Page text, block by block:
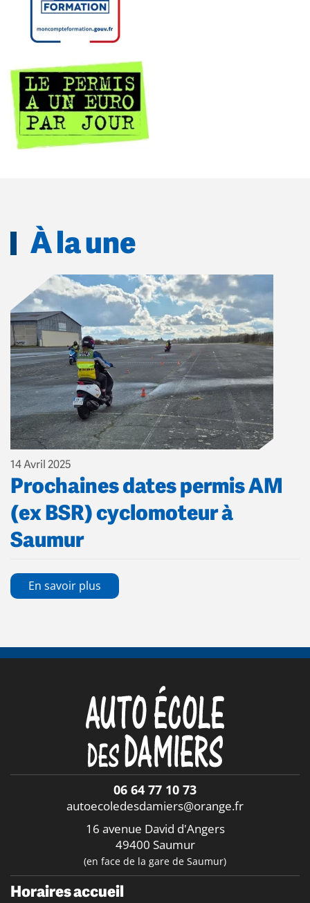
À la une
14 Avril 2025
Prochaines dates permis AM
(ex BSR) cyclomoteur à
Saumur
En savoir plus
06 64 77 10 73
autoecoledesdamiers@orange.fr
16 avenue David d'Angers
49400 Saumur
(en face de la gare de Saumur)
Horaires accueil